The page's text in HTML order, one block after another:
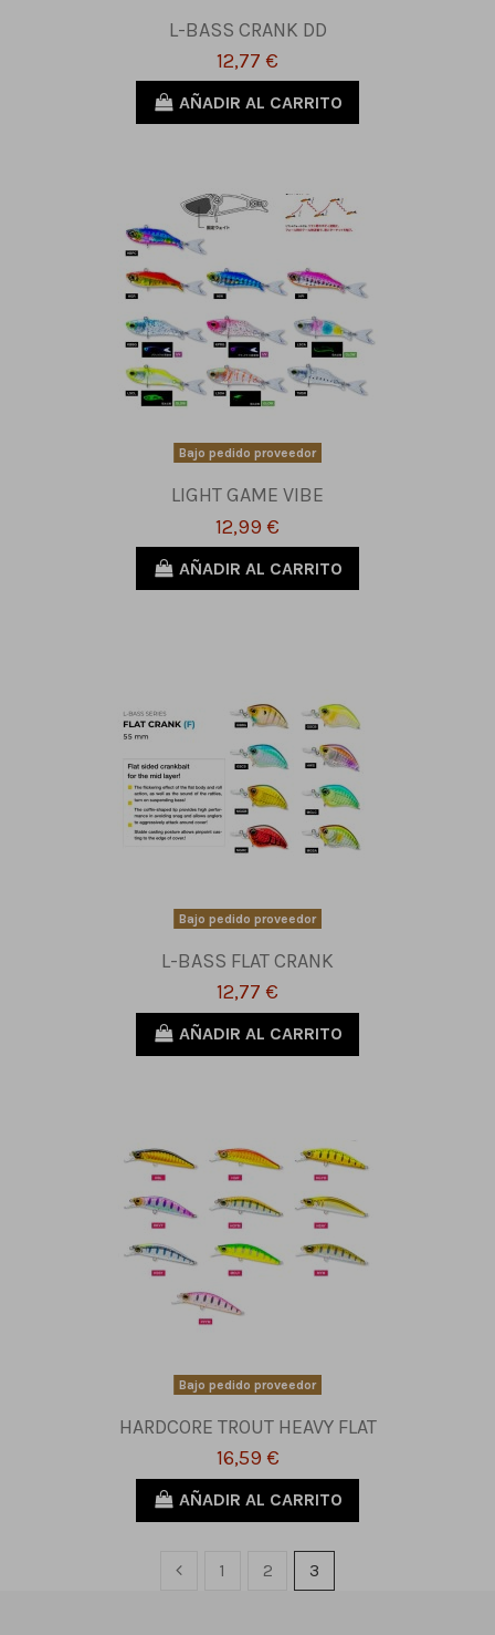
L-BASS CRANK DD
12,77 €
AÑADIR AL CARRITO
Bajo pedido proveedor
LIGHT GAME VIBE
12,99 €
AÑADIR AL CARRITO
Bajo pedido proveedor
L-BASS FLAT CRANK
12,77 €
AÑADIR AL CARRITO
Bajo pedido proveedor
HARDCORE TROUT HEAVY FLAT
16,59 €
AÑADIR AL CARRITO
1 2 3